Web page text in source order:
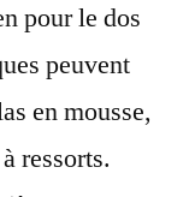
pour le dos
peuvent
en mousse,
ressorts.